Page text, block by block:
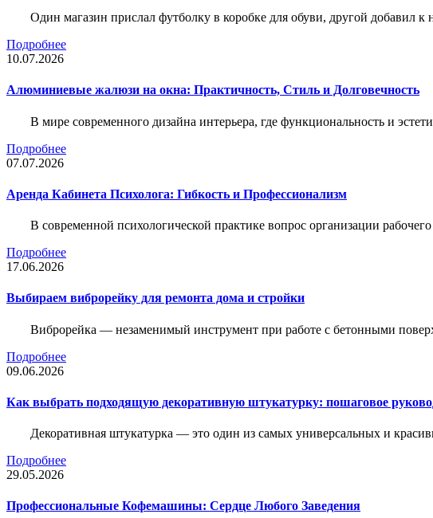
Один магазин прислал футболку в коробке для обуви, другой добавил к
Подробнее
10.07.2026
Алюминиевые жалюзи на окна: Практичность, Стиль и Долговечность
В мире современного дизайна интерьера, где функциональность и
Подробнее
07.07.2026
Аренда Кабинета Психолога: Гибкость и Профессионализм
В современной психологической практике вопрос организации
Подробнее
17.06.2026
Выбираем виброрейку для ремонта дома и стройки
Виброрейка — незаменимый инструмент при работе с бетонными
Подробнее
09.06.2026
Как выбрать подходящую декоративную штукатурку: пошаговое
Декоративная штукатурка — это один из самых универсальных и
Подробнее
29.05.2026
Профессиональные Кофемашины: Сердце Любого Заведения